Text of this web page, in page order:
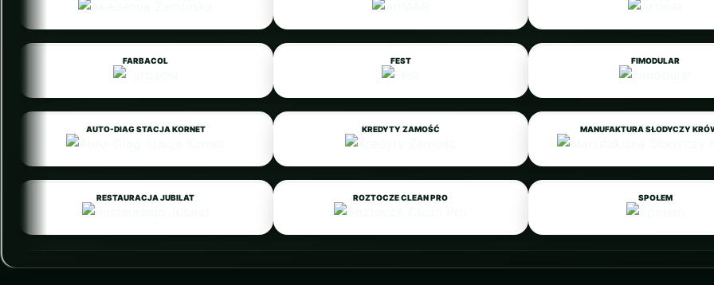
FARBACOL FEST FIMODULAR
AUTO-DIAG STACJA KORNET KREDYTY ZAMOŚĆ MANUFAKTURA SŁODYCZY
RESTAURACJA JUBILAT ROZTOCZE CLEAN PRO SPOŁEM